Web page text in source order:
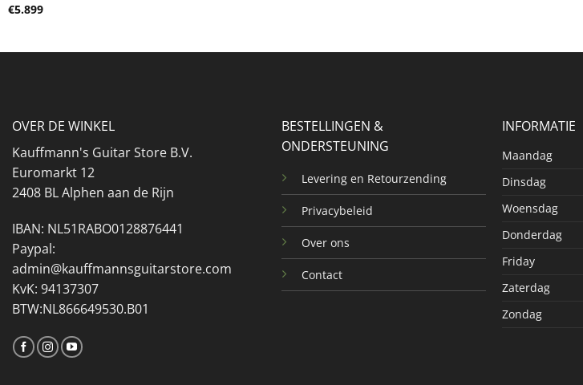
€5.899
OVER DE WINKEL
Kauffmann's Guitar Store B.V.
Euromarkt 12
2408 BL Alphen aan de Rijn
IBAN: NL51RABO0128876441
Paypal:
admin@kauffmannsguitarstore.com
KvK: 94137307
BTW:NL866649530.B01
BESTELLINGEN &
ONDERSTEUNING
Levering en Retourzending
Privacybeleid
Over ons
Contact
INFORMATIE
Maandag
Dinsdag
Woensdag
Donderdag
Friday
Zaterdag
Zondag